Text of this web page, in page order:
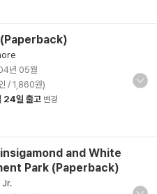
년 05월
/ 1,860원)
24일 출고 변경
and White
Park (Paperback)
Jr.